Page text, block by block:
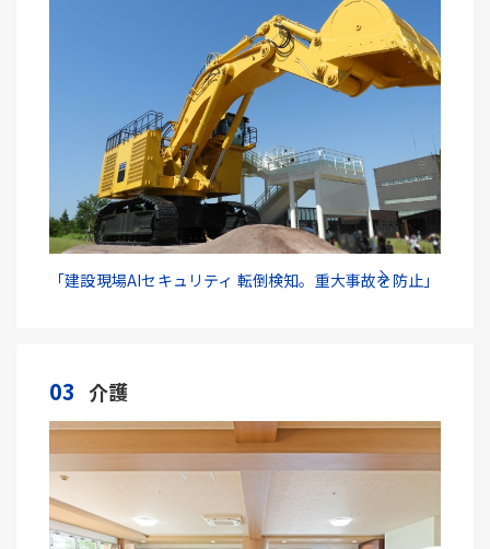
「建設現場AIセキュリティ 転倒検知。重大事故を防止」
03 介護